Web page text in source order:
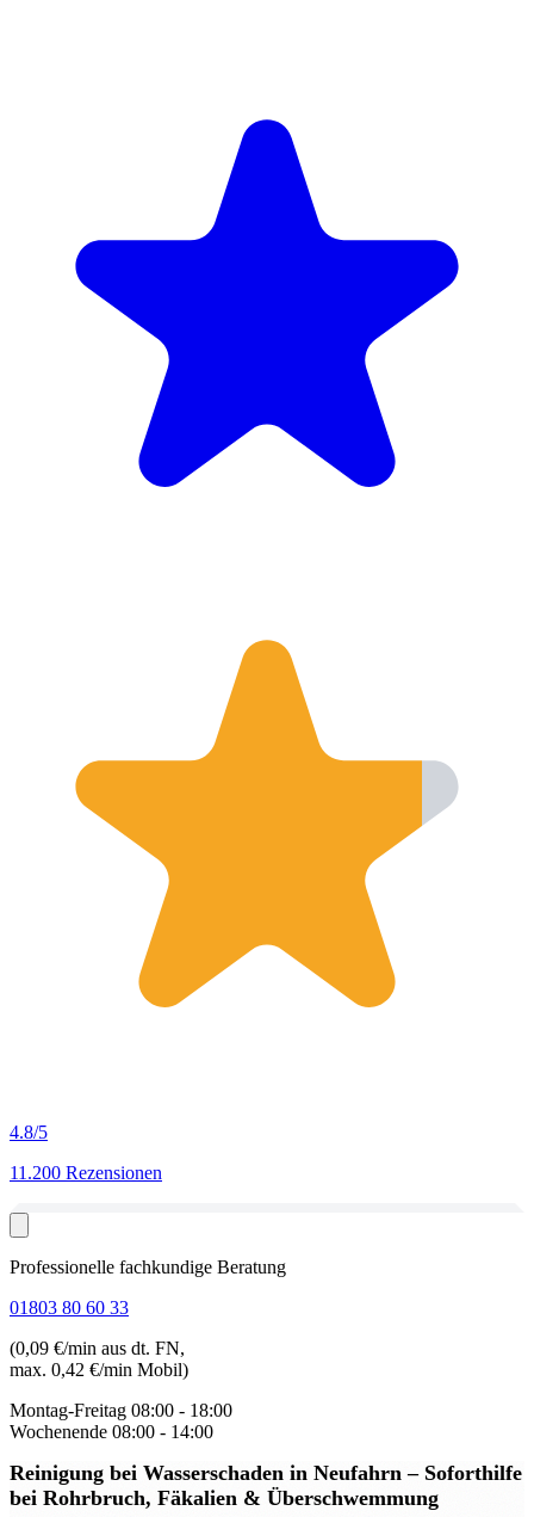
4.8/5
11.200 Rezensionen
Professionelle fachkundige Beratung
01803 80 60 33
(0,09 €/min aus dt. FN,
max. 0,42 €/min Mobil)
Montag-Freitag 08:00 - 18:00
Wochenende 08:00 - 14:00
Reinigung bei Wasserschaden in Neufahrn– Soforthilfe
bei Rohrbruch, Fäkalien & Überschwemmung